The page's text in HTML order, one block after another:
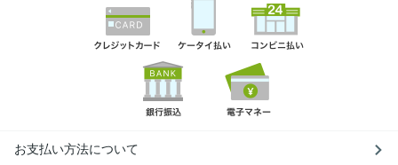
お支払い方法について